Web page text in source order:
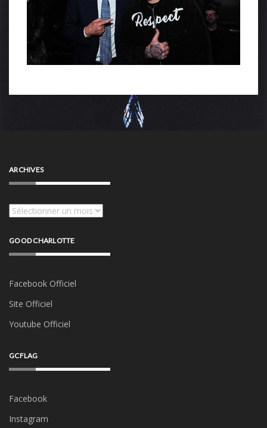
ARCHIVES
Archives
GOOD CHARLOTTE
Facebook Officiel
Site Officiel
Youtube Officiel
GCFLAG
Facebook
Instagram